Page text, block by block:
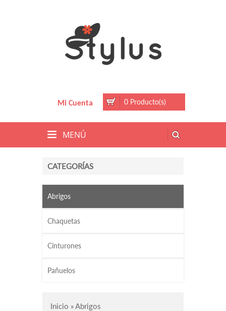
0 Producto(s)
Mi Cuenta
MENÚ
CATEGORÍAS
Abrigos
Chaquetas
Cinturones
Pañuelos
Inicio » Abrigos